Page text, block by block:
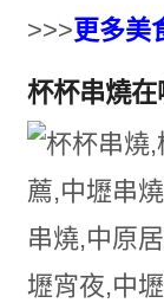
>>>更多美
杯杯串燒在